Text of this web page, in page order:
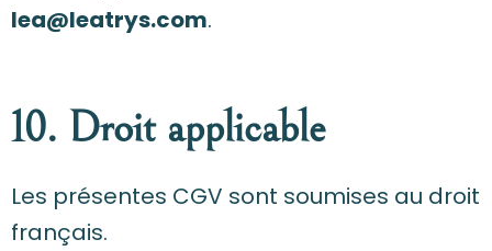
lea@leatrys.com.
10. Droit applicable
Les présentes CGV sont soumises au droit
français.